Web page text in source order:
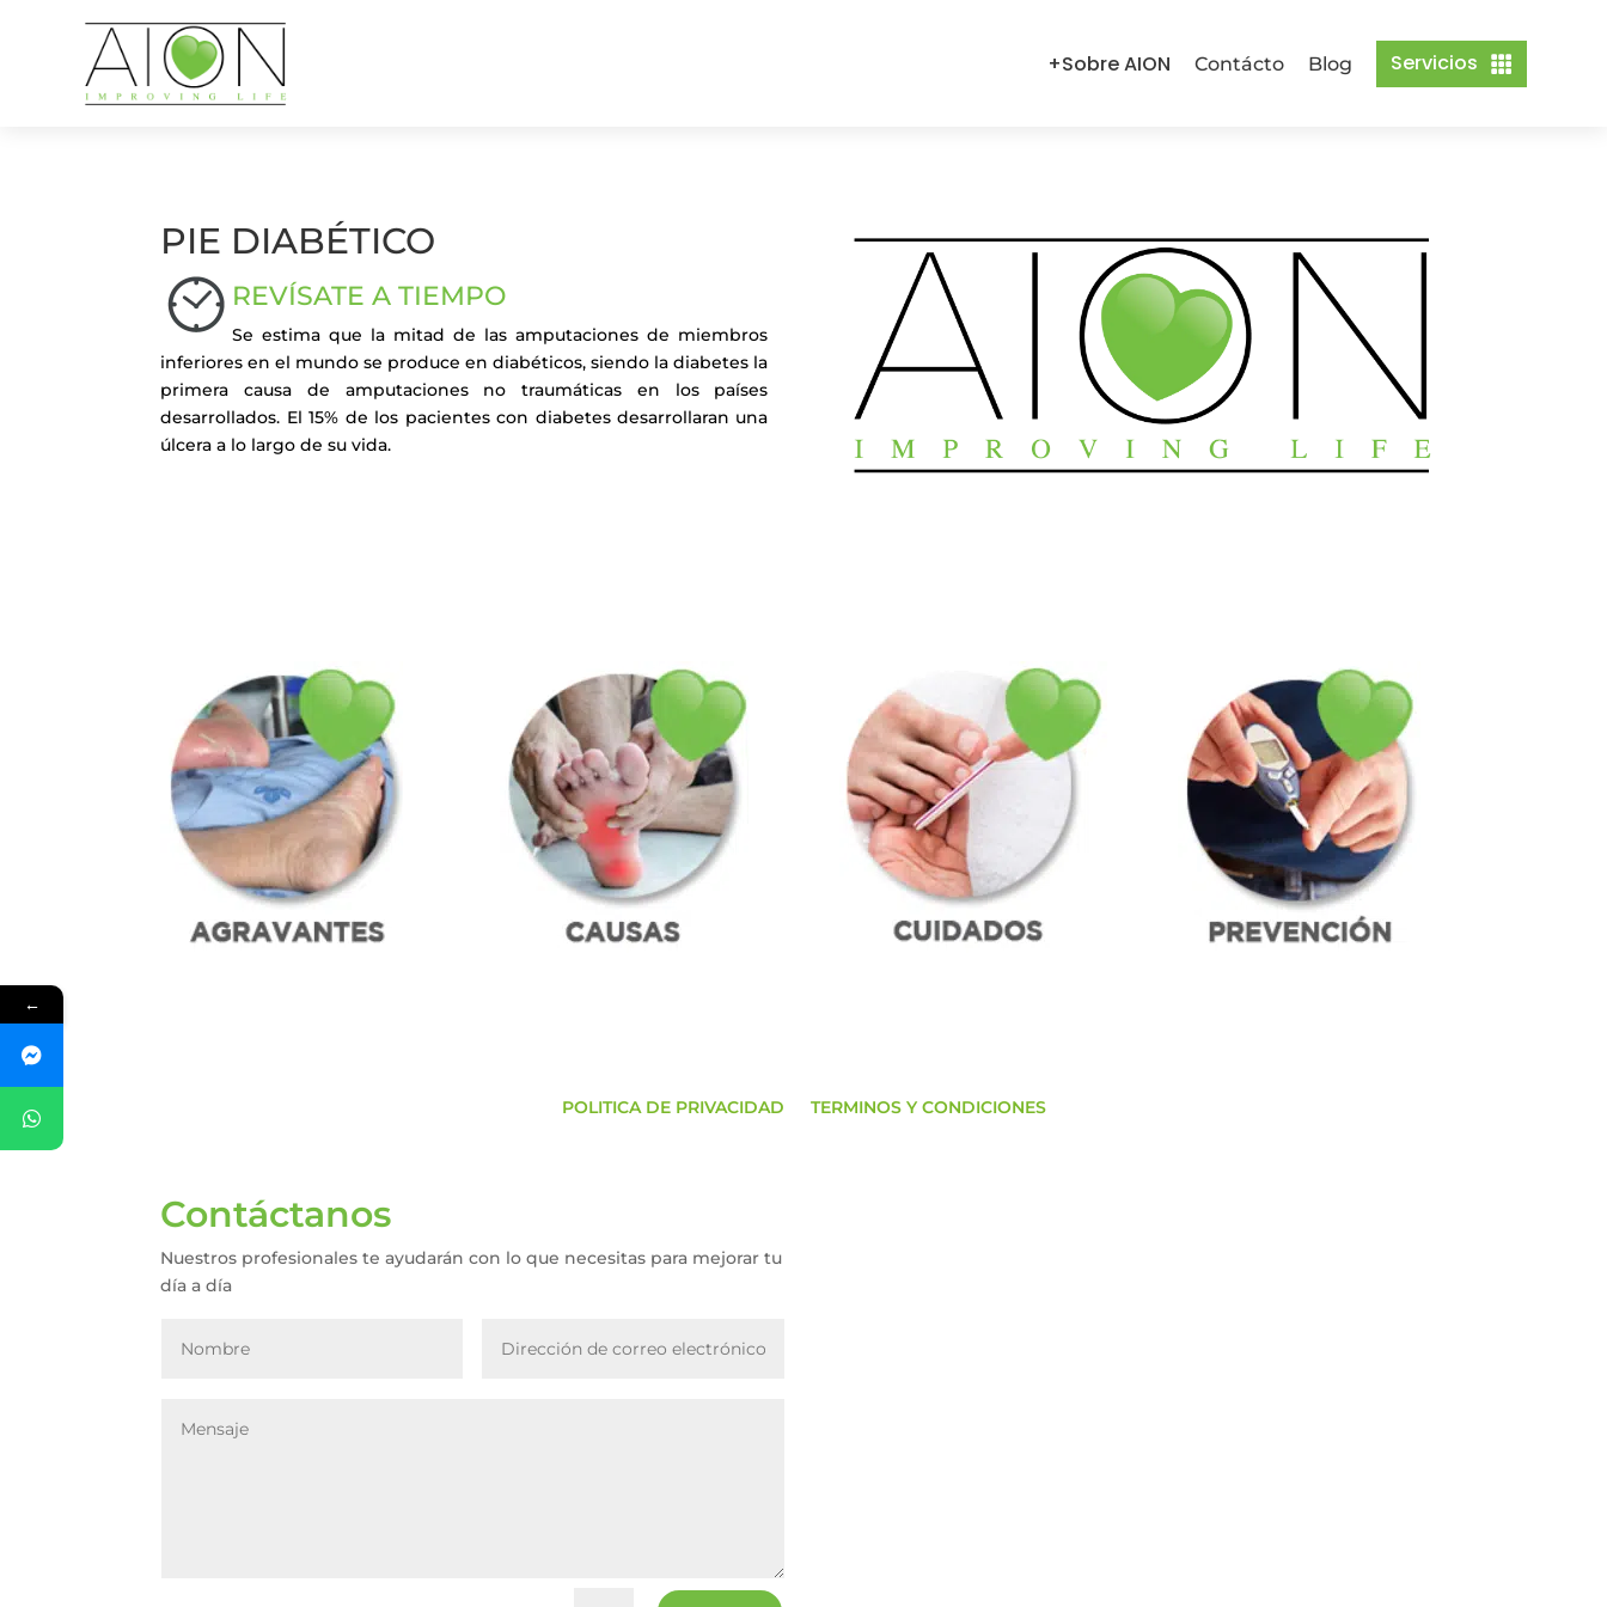
+Sobre AION Contácto Blog 
Servicios
PIE DIABÉTICO
REVÍSATE A TIEMPO
Se estima que la mitad de las amputaciones de miembros
inferiores en el mundo se produce en diabéticos, siendo la diabetes la
primera causa de amputaciones no traumáticas en los países
desarrollados. El 15% de los pacientes con diabetes desarrollaran una
úlcera a lo largo de su vida.
POLITICA DE PRIVACIDAD TERMINOS Y CONDICIONES
Contáctanos
Nuestros profesionales te ayudarán con lo que necesitas para mejorar tu
día a día
←